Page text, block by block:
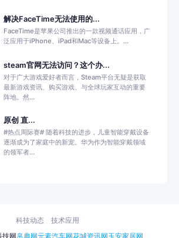
解决FaceTime无法使用的...
FaceTime是苹果公司推出的一款视频通话应用，广
泛应用于iPhone、iPad和Mac等设备上。...
steam官网无法访问？这个办...
对于广大游戏爱好者而言，Steam平台无疑是获取
最新游戏资讯、购买游戏、与全球玩家互动的重要
阵地。然...
原创 直...
#热点周际赛# 随着科技的进步，儿童智能穿戴设备
逐渐成为了家庭中的新宠。华为作为智能穿戴领域
的领军者...
技网帛典网元素汽车网花城资讯网玉安家居网
科技动态 技术应用